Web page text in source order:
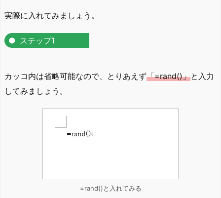
実際に入れてみましょう。
ステップ1
カッコ内は省略可能なので、とりあえず「=rand()」と入力
してみましょう。
=rand()と入れてみる